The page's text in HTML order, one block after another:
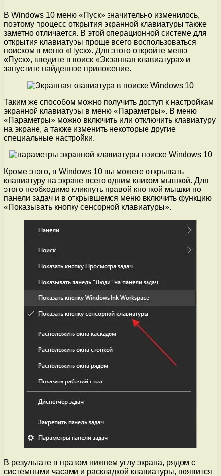
В Windows 10 меню «Пуск» значительно изменилось,
поэтому процесс открытия экранной клавиатуры также
заметно отличается. В этой операционной системе для
открытия клавиатуры проще всего воспользоваться
поиском в меню «Пуск». Для этого откройте меню
«Пуск», введите в поиск «Экранная клавиатура» и
запустите найденное приложение.
Таким же способом можно получить доступ к настройкам
экранной клавиатуры в меню «Параметры». В меню
«Параметры» можно включить или отключить клавиатуру
на экране, а также изменить некоторые другие
специальные настройки.
Кроме этого, в Windows 10 вы можете открывать
клавиатуру на экране всего одним кликом мышкой. Для
этого необходимо кликнуть правой кнопкой мышки по
панели задач и в открывшемся меню включить функцию
«Показывать кнопку сенсорной клавиатуры».
В результате в правом нижнем углу экрана, рядом с
системными часами и раскладкой клавиатуры, появится